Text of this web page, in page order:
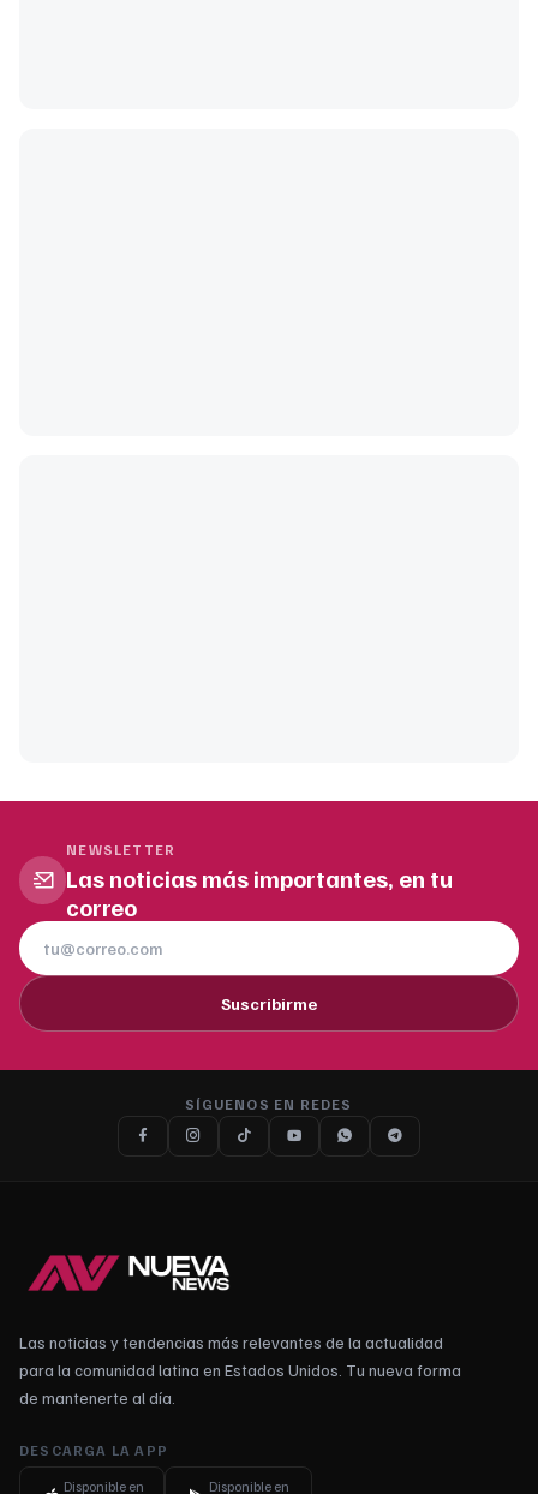
NEWSLETTER
Las noticias más importantes, en tu
correo
Suscribirme
SÍGUENOS EN REDES
Las noticias y tendencias más relevantes de la actualidad
para la comunidad latina en Estados Unidos. Tu nueva forma
de mantenerte al día.
DESCARGA LA APP
Disponible en
Disponible en